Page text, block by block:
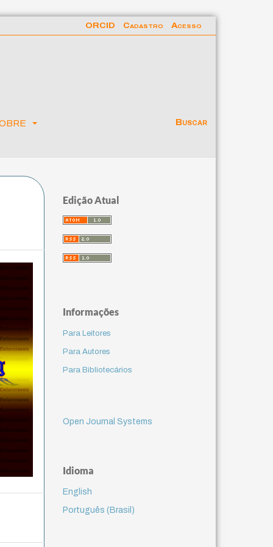
Buscar
ORCID Cadastro Acesso
Edição Atual
Informações
Para Leitores
Para Autores
Para Bibliotecários
Open Journal Systems
Idioma
English
Português (Brasil)